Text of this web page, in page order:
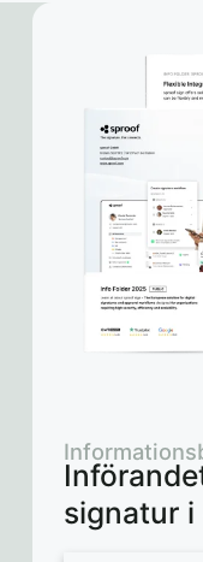
signatur i